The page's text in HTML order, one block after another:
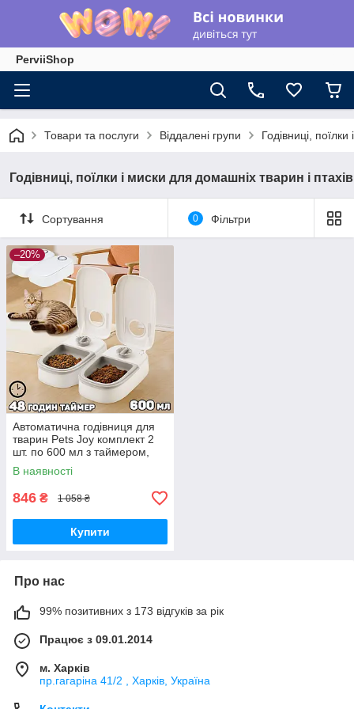
PerviiShop
Товари та послуги Віддалені групи Годівниці,
Годівниці, поїлки і миски для домашніх тварин і птахів
Сортування 0 Фільтри
–20%
Автоматична годівниця для
тварин Pets Joy комплект 2
шт. по 600 мл з таймером,
нековзна
В наявності
846 ₴ 1 058 ₴
Купити
Про нас
99% позитивних з 173 відгуків за рік
Працює з 09.01.2014
м. Харків
пр.гагаріна 41/2 , Харків, Україна